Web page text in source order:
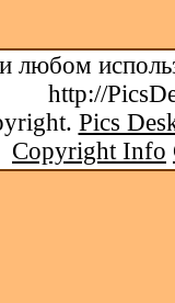
любом
http://
Pics
Copyright Info